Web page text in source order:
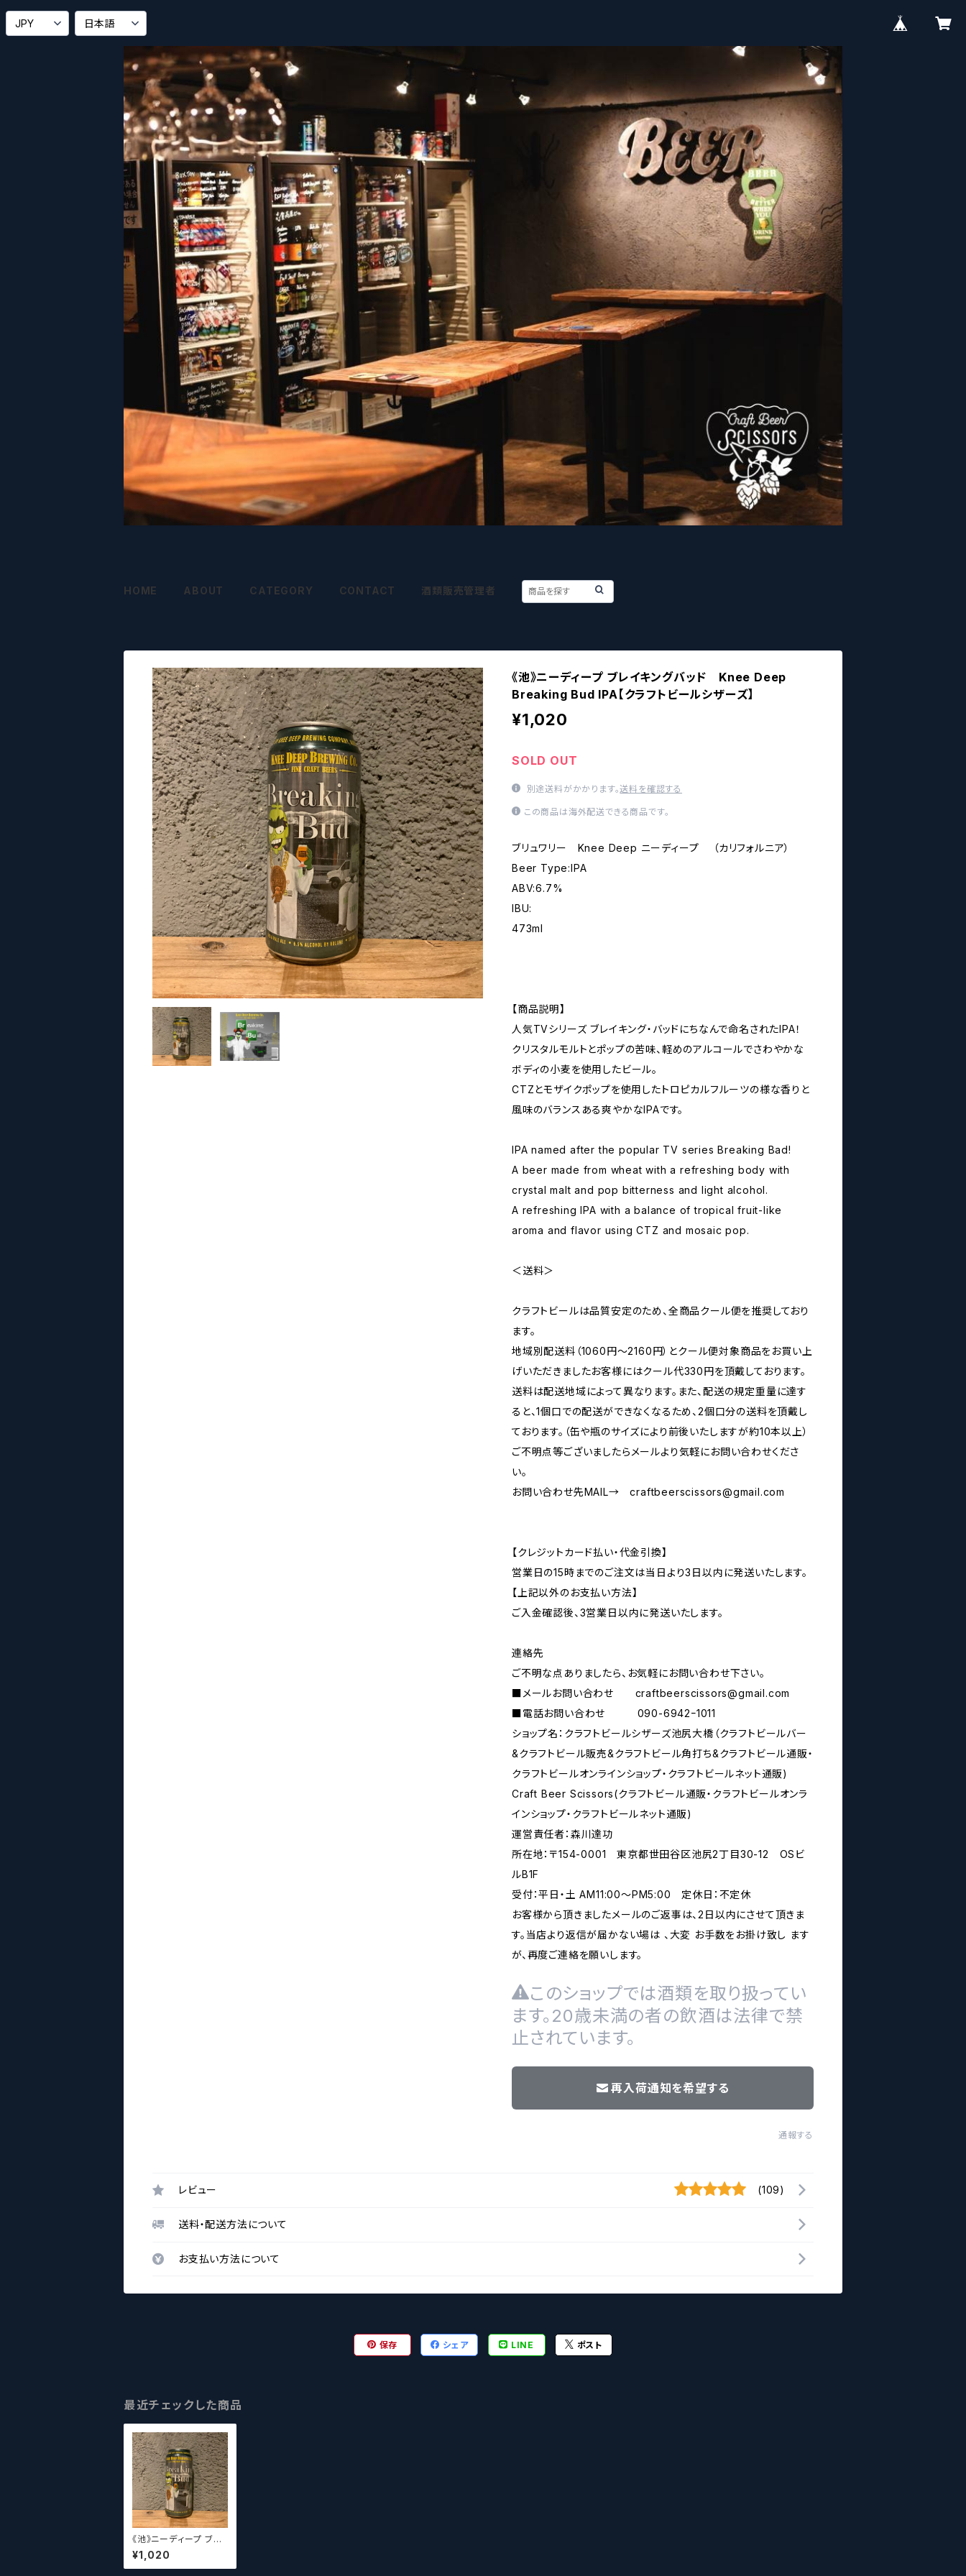
HOME ABOUT CATEGORY CONTACT 酒類販売管理者
《池》ニーディープ ブレイキングバッド Knee Deep
Breaking Bud IPA【クラフトビールシザーズ】
¥1,020
SOLD OUT
別途送料がかかります。送料を確認する
この商品は海外配送できる商品です。
ブリュワリー Knee Deep ニーディープ （カリフォルニア）
Beer Type:IPA
ABV:6.7%
IBU:
473ml
【商品説明】
人気TVシリーズ ブレイキング・バッドにちなんで命名されたIPA！
クリスタルモルトとポップの苦味、軽めのアルコールでさわやかな
ボディの小麦を使用したビール。
CTZとモザイクポップを使用したトロピカルフルーツの様な香りと
風味のバランスある爽やかなIPAです。
IPA named after the popular TV series Breaking Bad!
A beer made from wheat with a refreshing body with
crystal malt and pop bitterness and light alcohol.
A refreshing IPA with a balance of tropical fruit-like
aroma and flavor using CTZ and mosaic pop.
＜送料＞
クラフトビールは品質安定のため、全商品クール便を推奨しており
ます。
地域別配送料（1060円～2160円）とクール便対象商品をお買い上
げいただきましたお客様にはクール代330円を頂戴しております。
送料は配送地域によって異なります。また、配送の規定重量に達す
ると、1個口での配送ができなくなるため、2個口分の送料を頂戴し
ております。（缶や瓶のサイズにより前後いたしますが約10本以上）
ご不明点等ございましたらメールより気軽にお問い合わせくださ
い。
お問い合わせ先MAIL→craftbeerscissors@gmail.com
【クレジットカード払い・代金引換】
営業日の15時までのご注文は当日より3日以内に発送いたします。
【上記以外のお支払い方法】
ご入金確認後、3営業日以内に発送いたします。
連絡先
ご不明な点ありましたら、お気軽にお問い合わせ下さい。
■メールお問い合わせ craftbeerscissors@gmail.com
■電話お問い合わせ 090-6942ｰ1011
ショップ名：クラフトビールシザーズ池尻大橋（クラフトビールバー
&クラフトビール販売&クラフトビール角打ち&クラフトビール通販・
クラフトビールオンラインショップ・クラフトビールネット通販)
Craft Beer Scissors(クラフトビール通販・クラフトビールオンラ
インショップ・クラフトビールネット通販)
運営責任者：森川達功
所在地：〒154-0001 東京都世田谷区池尻2丁目30-12 OSビ
ルB1F
受付：平日・土 AM11:00～PM5:00 定休日：不定休
お客様から頂きましたメールのご返事は、2日以内にさせて頂きま
す。当店より返信が届かない場は 、大変 お手数をお掛け致し ます
が、再度ご連絡を願いします。
このショップでは酒類を取り扱ってい
ます。20歳未満の者の飲酒は法律で禁
止されています。
再入荷通知を希望する
通報する
レビュー (109)
送料・配送方法について
お支払い方法について
保存 シェア LINE ポスト
最近チェックした商品
《池》ニーディープ ブレ
イキングバッド Knee
Deep Breaking Bud
IPA【クラフトビールシザ
¥1,020